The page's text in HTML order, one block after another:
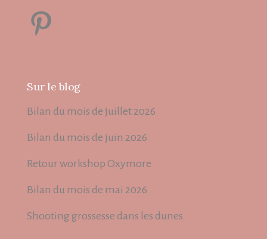
Pinterest
Sur le blog
Bilan du mois de juillet 2026
Bilan du mois de juin 2026
Retour workshop Oxymore
Bilan du mois de mai 2026
Shooting grossesse dans les dunes